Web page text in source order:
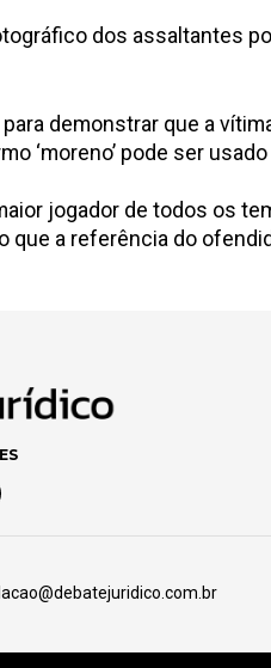
dos assaltantes
demonstrar que a
‘moreno’ pode ser
jogador de todos os
a referência do
Media
Social MediaSocial Media